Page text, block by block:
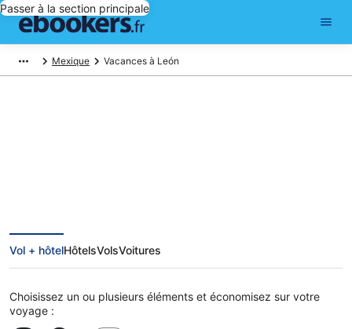
Passer à la section principale
Mexique Vacances à León
Vol + hôtelHôtelsVolsVoitures
Choisissez un ou plusieurs éléments et économisez sur votre
voyage :